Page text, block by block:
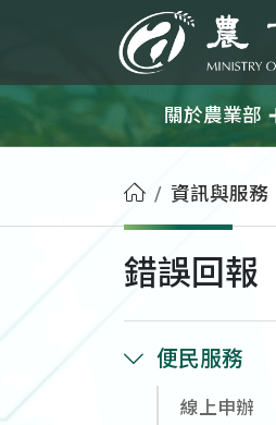
關於農業部
首頁資訊與服務
錯誤回報
便民服務
線上申辦